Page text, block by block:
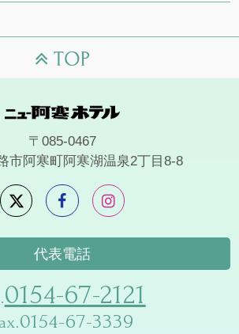
〒085-0467
市阿寒町阿寒湖温泉2丁目8-8
代表電話
0154-67-2121
0154-67-3339